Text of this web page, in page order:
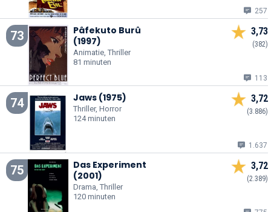
257
73
Pâfekuto Burû
(1997)
Animatie, Thriller
81 minuten
3,73
(382)
113
74 Jaws (1975)
Thriller, Horror
124 minuten
3,72
(3.886)
1.637
75
Das Experiment
(2001)
Drama, Thriller
120 minuten
3,72
(2.389)